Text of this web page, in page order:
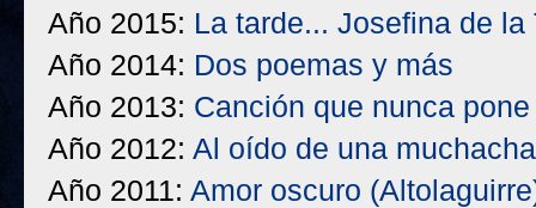
Año 2015: La tarde... Josefina de la
Año 2014: Dos poemas y más
Año 2013: Canción que nunca
Año 2012: Al oído de una muchacha
Año 2011: Amor oscuro